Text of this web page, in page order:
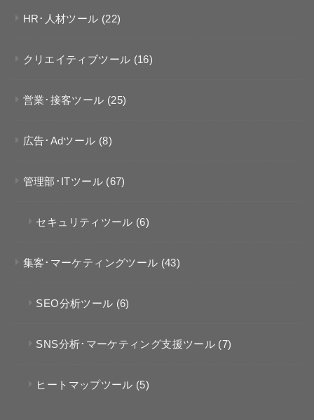
HR･人材ツール (22)
クリエイティブツール (16)
営業･接客ツール (25)
広告･Adツール (8)
管理部･ITツール (67)
セキュリティツール (6)
集客･マーケティングツール (43)
SEO分析ツール (6)
SNS分析･マーケティング支援ツール (7)
ヒートマップツール (5)